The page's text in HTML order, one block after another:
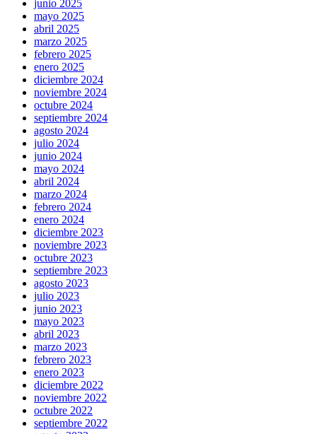
junio 2025
mayo 2025
abril 2025
marzo 2025
febrero 2025
enero 2025
diciembre 2024
noviembre 2024
octubre 2024
septiembre 2024
agosto 2024
julio 2024
junio 2024
mayo 2024
abril 2024
marzo 2024
febrero 2024
enero 2024
diciembre 2023
noviembre 2023
octubre 2023
septiembre 2023
agosto 2023
julio 2023
junio 2023
mayo 2023
abril 2023
marzo 2023
febrero 2023
enero 2023
diciembre 2022
noviembre 2022
octubre 2022
septiembre 2022